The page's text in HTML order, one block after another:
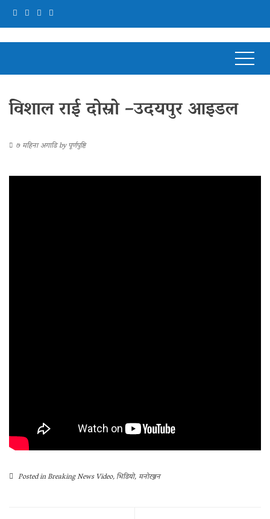
विशाल राई दोस्रो –उदयपुर आइडल
७ महिना अगाडिbyपूर्णपुष्टि
Posted inBreaking News Video,भिडियो, मनोरञ्जन